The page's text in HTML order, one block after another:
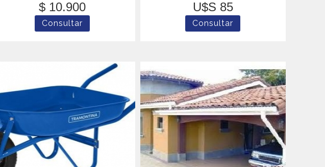
$ 10.900 U$S 85